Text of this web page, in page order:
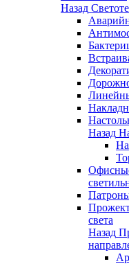
Назад
Назад
света
Назад